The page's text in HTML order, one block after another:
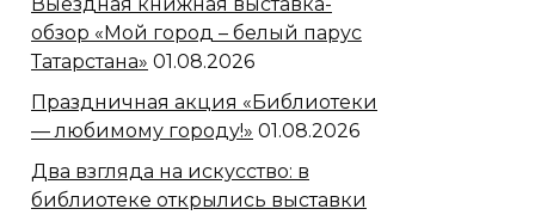
обзор «Мой город – белый парус
Татарстана» 01.08.2026
Праздничная акция «Библиотеки
— любимому городу!» 01.08.2026
Два взгляда на искусство: в
библиотеке открылись выставки